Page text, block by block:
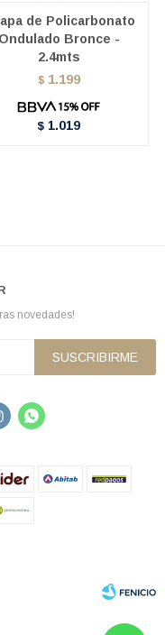
de Policarbonato
Ondulado Bronce -
2.4mts
$ 1.199
$ 1.019
novedades!
SUSCRIBIRME
